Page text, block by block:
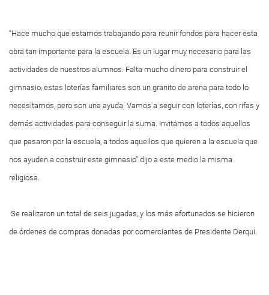
“Hace mucho que estamos trabajando para reunir fondos para hacer esta
obra tan importante para la escuela. Es un lugar muy necesario para las
actividades de nuestros alumnos. Falta mucho dinero para construir el
gimnasio, estas loterías familiares son un granito de arena para todo lo
necesitamos, pero son una ayuda. Vamos a seguir con loterías, con rifas y
demás actividades para conseguir la suma. Invitamos a todos aquellos
que pasaron por la escuela, a todos aquellos que quieren a la escuela que
nos ayuden a construir este gimnasio” dijo a este medio la misma
religiosa.
Se realizaron un total de seis jugadas, y los más afortunados se hicieron
de órdenes de compras donadas por comerciantes de Presidente Derqui.